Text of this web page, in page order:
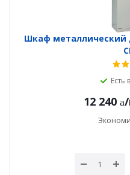
Шкаф металлический
Есть
12 240